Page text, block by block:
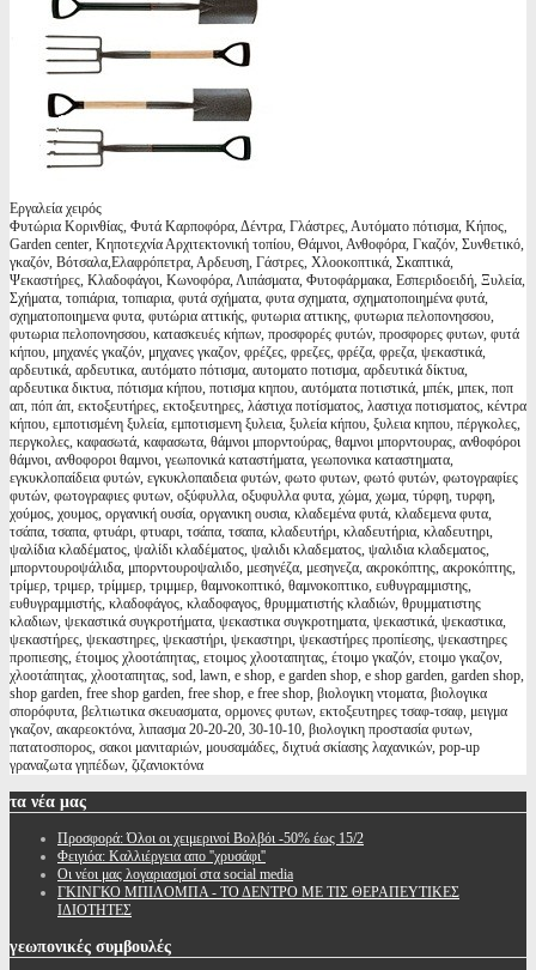
Εργαλεία χειρός
Φυτώρια Κορινθίας, Φυτά Καρποφόρα, Δέντρα, Γλάστρες, Αυτόματο πότισμα, Κήπος,
Garden center, Κηποτεχνία Αρχιτεκτονική τοπίου, Θάμνοι, Ανθοφόρα, Γκαζόν, Συνθετικό,
γκαζόν, Βότσαλα,Ελαφρόπετρα, Αρδευση, Γάστρες, Χλοοκοπτικά, Σκαπτικά,
Ψεκαστήρες, Κλαδοφάγοι, Κωνοφόρα, Λιπάσματα, Φυτοφάρμακα, Εσπεριδοειδή, Ξυλεία,
Σχήματα, τοπιάρια, τοπιαρια, φυτά σχήματα, φυτα σχηματα, σχηματοποιημένα φυτά,
σχηματοποιημενα φυτα, φυτώρια αττικής, φυτωρια αττικης, φυτωρια πελοπονησσου,
φυτωρια πελοπονησσου, κατασκευές κήπων, προσφορές φυτών, προσφορες φυτων, φυτά
κήπου, μηχανές γκαζόν, μηχανες γκαζον, φρέζες, φρεζες, φρέζα, φρεζα, ψεκαστικά,
αρδευτικά, αρδευτικα, αυτόματο πότισμα, αυτοματο ποτισμα, αρδευτικά δίκτυα,
αρδευτικα δικτυα, πότισμα κήπου, ποτισμα κηπου, αυτόματα ποτιστικά, μπέκ, μπεκ, ποπ
απ, πόπ άπ, εκτοξευτήρες, εκτοξευτηρες, λάστιχα ποτίσματος, λαστιχα ποτισματος, κέντρα
κήπου, εμποτισμένη ξυλεία, εμποτισμενη ξυλεια, ξυλεία κήπου, ξυλεια κηπου, πέργκολες,
περγκολες, καφασωτά, καφασωτα, θάμνοι μπορντούρας, θαμνοι μπορντουρας, ανθοφόροι
θάμνοι, ανθοφοροι θαμνοι, γεωπονικά καταστήματα, γεωπονικα καταστηματα,
εγκυκλοπαίδεια φυτών, εγκυκλοπαιδεια φυτών, φωτο φυτων, φωτό φυτών, φωτογραφίες
φυτών, φωτογραφιες φυτων, οξύφυλλα, οξυφυλλα φυτα, χώμα, χωμα, τύρφη, τυρφη,
χούμος, χουμος, οργανική ουσία, οργανικη ουσια, κλαδεμένα φυτά, κλαδεμενα φυτα,
τσάπα, τσαπα, φτυάρι, φτυαρι, τσάπα, τσαπα, κλαδευτήρι, κλαδευτήρια, κλαδευτηρι,
ψαλίδια κλαδέματος, ψαλίδι κλαδέματος, ψαλιδι κλαδεματος, ψαλιδια κλαδεματος,
μπορντουροψάλιδα, μπορντουροψαλιδο, μεσηνέζα, μεσηνεζα, ακροκόπτης, ακροκόπτης,
τρίμερ, τριμερ, τρίμμερ, τριμμερ, θαμνοκοπτικό, θαμνοκοπτικο, ευθυγραμμιστης,
ευθυγραμμιστής, κλαδοφάγος, κλαδοφαγος, θρυμματιστής κλαδιών, θρυμματιστης
κλαδιων, ψεκαστικά συγκροτήματα, ψεκαστικα συγκροτηματα, ψεκαστικά, ψεκαστικα,
ψεκαστήρες, ψεκαστηρες, ψεκαστήρι, ψεκαστηρι, ψεκαστήρες προπίεσης, ψεκαστηρες
προπιεσης, έτοιμος χλοοτάπητας, ετοιμος χλοοταπητας, έτοιμο γκαζόν, ετοιμο γκαζον,
χλοοτάπητας, χλοοταπητας, sod, lawn, e shop, e garden shop, e shop garden, garden shop,
shop garden, free shop garden, free shop, e free shop, βιολογικη ντοματα, βιολογικα
σπορόφυτα, βελτιωτικα σκευασματα, ορμονες φυτων, εκτοξευτηρες τσαφ-τσαφ, μειγμα
γκαζον, ακαρεοκτόνα, λιπασμα 20-20-20, 30-10-10, βιολογικη προστασία φυτων,
πατατοσπορος, σακοι μανιταριών, μουσαμάδες, διχτυά σκίασης λαχανικών, pop-up
γραναζωτα γηπέδων, ζιζανιοκτόνα
τα νέα μας
Προσφορά: Όλοι οι χειμερινοί Βολβόι -50% έως 15/2
Φειγιόα: Καλλιέργεια απο ''χρυσάφι''
Oι νέοι μας λογαριασμοί στα social media
ΓΚΙΝΓΚΟ ΜΠΙΛΟΜΠΑ - ΤΟ ΔΕΝΤΡΟ ΜΕ ΤΙΣ ΘΕΡΑΠΕΥΤΙΚΕΣ
ΙΔΙΟΤΗΤΕΣ
γεωπονικές συμβουλές